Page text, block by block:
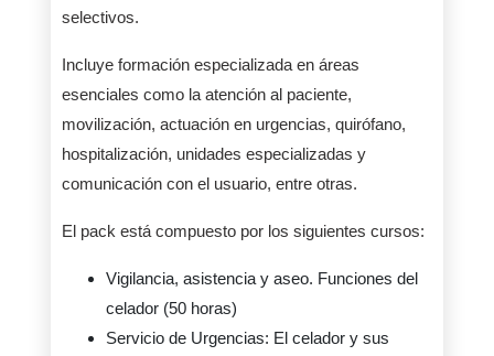
selectivos.
Incluye formación especializada en áreas
esenciales como la atención al paciente,
movilización, actuación en urgencias, quirófano,
hospitalización, unidades especializadas y
comunicación con el usuario, entre otras.
El pack está compuesto por los siguientes cursos:
Vigilancia, asistencia y aseo. Funciones del
celador (50 horas)
Servicio de Urgencias: El celador y sus